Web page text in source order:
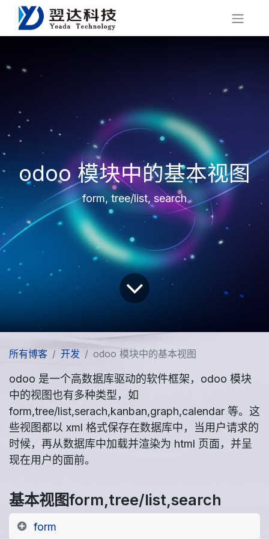
odoo 模块中的基本视图
form, tree/list, search
所有博客 开发 odoo 模块中的基本视图
odoo 是一个高数据库驱动的软件框架，odoo 模块
中的视图也有多种类型，如
form,tree/list,serach,kanban,graph,calendar 等。这
些视图都以 xml 格式保存在数据库中，当用户请求的
时候，再从数据库中加载并渲染为 html 页面，并呈
现在用户的面前。
基本视图form,tree/list,search
form